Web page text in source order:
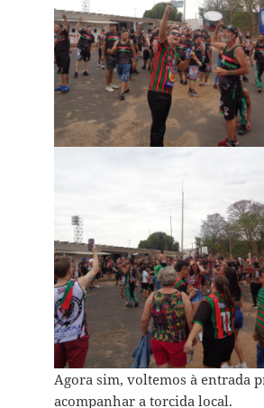
Agora sim, voltemos à entrada
acompanhar a torcida local.